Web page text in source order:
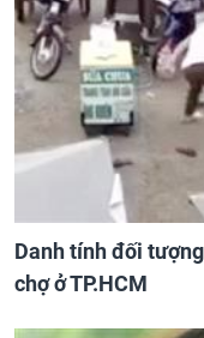
Danh tính đối
chợ ở TP.HCM